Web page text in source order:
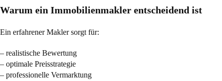
Warum ein Immobilienmakler entscheidend ist
Ein erfahrener Makler sorgt für:
– realistische Bewertung
– optimale Preisstrategie
– professionelle Vermarktung